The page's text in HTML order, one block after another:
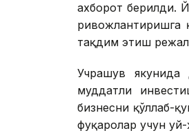
ахборот берилди.
ривожлантиришга
тақдим этиш
Учрашув якунида
муддатли
бизнесни қўллаб-
фуқаролар учун